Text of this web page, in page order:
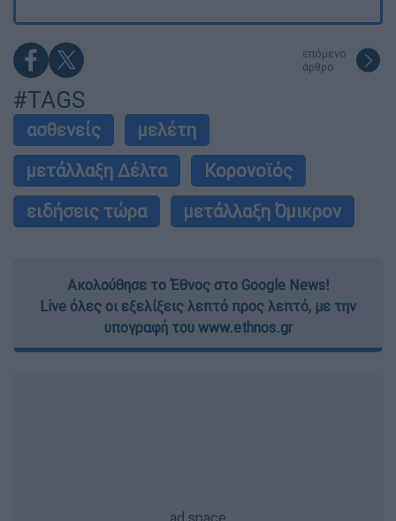
επόμενο
άρθρο
#TAGS
ασθενείς
μελέτη
μετάλλαξη Δέλτα
Κορονοϊός
ειδήσεις τώρα
μετάλλαξη Όμικρον
Ακολούθησε το Έθνος στο Google News!
Live όλες οι εξελίξεις λεπτό προς λεπτό, με την
υπογραφή του www.ethnos.gr